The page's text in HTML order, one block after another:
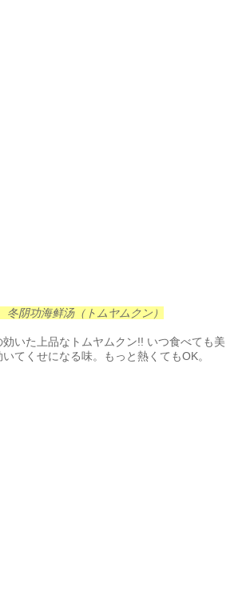
阴功海鲜汤（トムヤムクン）
いた上品なトムヤムクン!! いつ食べても美
てくせになる味。もっと熱くてもOK。